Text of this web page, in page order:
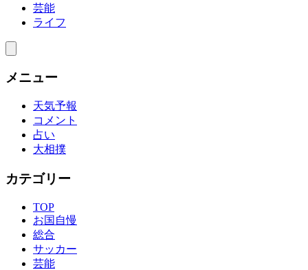
芸能
ライフ
メニュー
天気予報
コメント
占い
大相撲
カテゴリー
TOP
お国自慢
総合
サッカー
芸能